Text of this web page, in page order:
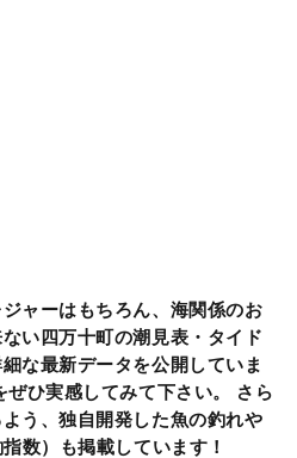
ャーはもちろん、海関係のお
い四万十町の潮見表・タイド
な最新データを公開していま
ひ実感してみて下さい。 さら
う、独自開発した魚の釣れや
数）も掲載しています！